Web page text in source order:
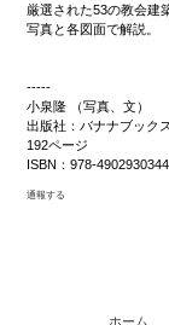
厳選された53の教会建
写真と各図面で解説。
-----
小泉隆 （写真、文）
出版社：バナナブックス
192ページ
ISBN：978-4902930344
通報する
ホーム